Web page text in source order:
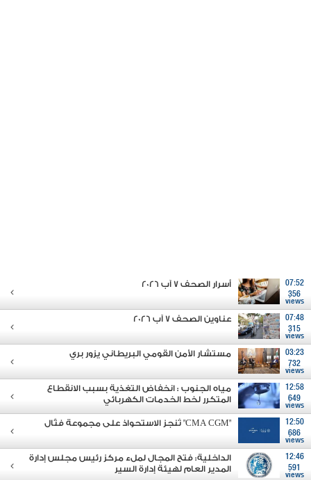
07:52
356
views
أسرار الصحف 7 آب 2026
07:48
315
views
عناوين الصحف 7 آب 2026
03:23
732
views
مستشار الأمن القومي البريطاني يزور بري
12:58
649
views
مياه الجنوب : انخفاض التغذية بسبب الانقطاع
المتكرر لخط الخدمات الكهربائي
12:50
686
views
"CMA CGM" تُنجز الاستحواذ على مجموعة فتّال
12:46
591
views
الداخلية: فتح المجال لملء مركز رئيس مجلس إدارة
المدير العام لهيئة إدارة السير